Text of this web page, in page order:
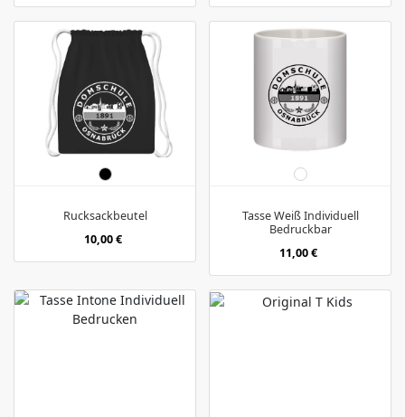
Rucksackbeutel
10,00 €
Tasse Weiß Individuell
Bedruckbar
11,00 €